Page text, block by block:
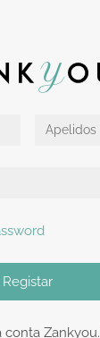
Registar
conta Zankyou.